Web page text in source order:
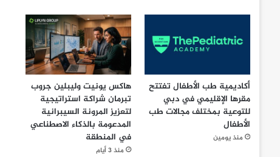
أكاديمية طب الأطفال تفتتح
مقرها الإقليمي في دبي
للتوعية بمختلف مجالات طب
الأطفال
منذ يومين
هاكس يونيت وليبلين جروب
تبرمان شراكة استراتيجية
لتعزيز المرونة السيبرانية
المدعومة بالذكاء الاصطناعي
في المنطقة
منذ 3 أيام